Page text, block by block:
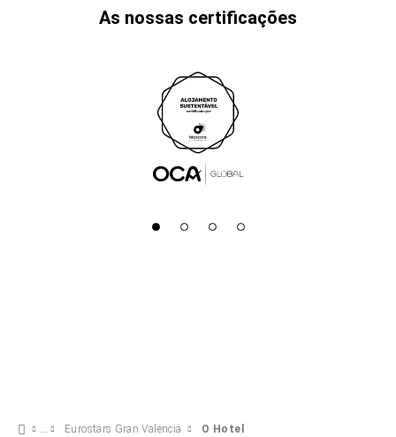
As nossas certificações
Eurostars Gran Valencia O Hotel